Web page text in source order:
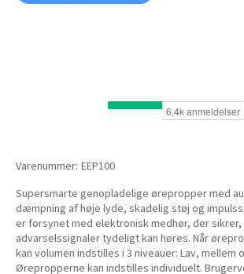
Varenummer: EEP100
Supersmarte genopladelige ørepropper med
dæmpning af høje lyde, skadelig støj og
er forsynet med elektronisk medhør, der sikrer,
advarselssignaler tydeligt kan høres. Når
kan volumen indstilles i 3 niveauer: Lav, mellem
Ørepropperne kan indstilles individuelt.